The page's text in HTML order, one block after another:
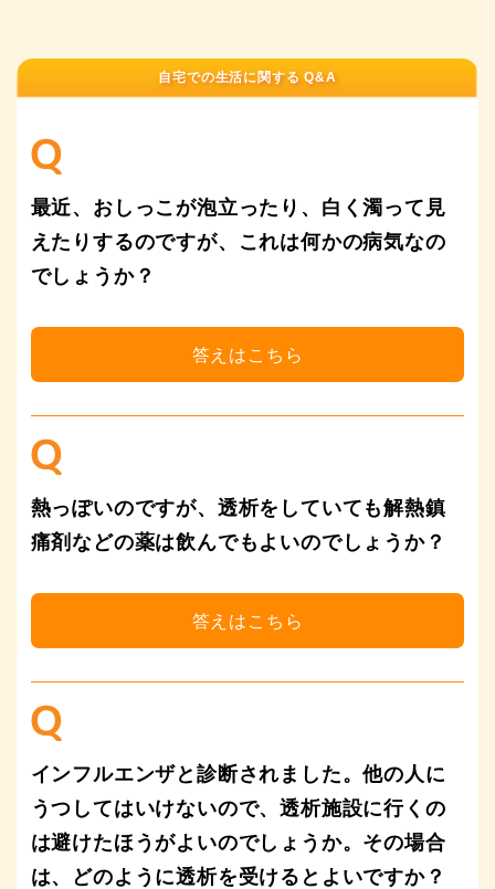
自宅での生活に関する Q&A
最近、おしっこが泡立ったり、白く濁って見
えたりするのですが、これは何かの病気なの
でしょうか？
熱っぽいのですが、透析をしていても解熱鎮
痛剤などの薬は飲んでもよいのでしょうか？
インフルエンザと診断されました。他の人に
うつしてはいけないので、透析施設に行くの
は避けたほうがよいのでしょうか。その場合
は、どのように透析を受けるとよいですか？